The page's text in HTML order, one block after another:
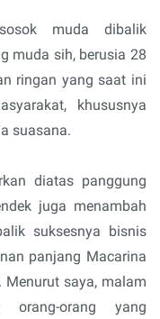
muda dibalik
muda sih, berusia 28
ringan yang saat ini
khususnya
suasana.
diatas panggung
juga menambah
suksesnya bisnis
panjang Macarina
Menurut saya, malam
orang yang